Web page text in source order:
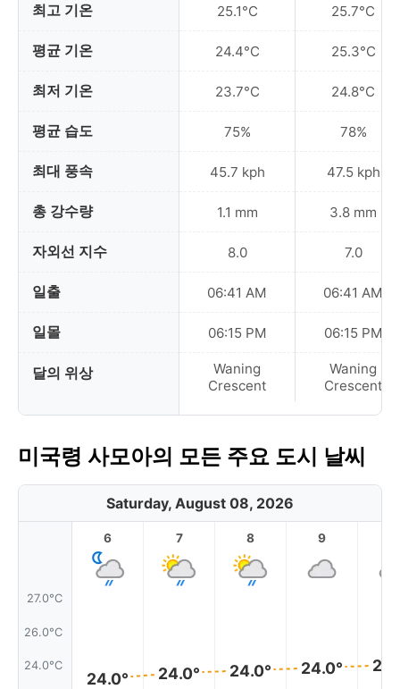
최고 기온
평균 기온
최저 기온
평균 습도
최대 풍속
총 강수량
자외선 지수
일출
일몰
달의 위상
25.1°C
24.4°C
23.7°C
75%
45.7 kph
1.1 mm
8.0
06:41 AM
06:15 PM
Waning
Crescent
25.7°C
25.3°C
24.8°C
78%
47.5 kph
3.8 mm
7.0
06:41 AM
06:15 PM
Waning
Crescent
미국령 사모아의 모든 주요 도시 날씨
Saturday, August 08, 2026
27.0°C
26.0°C
24.0°C
6
24.0°
7
24.0°
8
24.0°
9
24.0°